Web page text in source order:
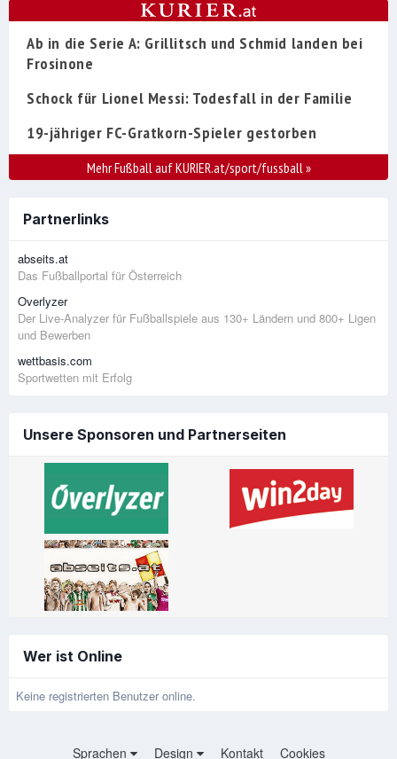
Ab in die Serie A: Grillitsch und Schmid landen bei
Frosinone
Schock für Lionel Messi: Todesfall in der Familie
19-jähriger FC-Gratkorn-Spieler gestorben
Mehr Fußball auf KURIER.at/sport/fussball»
Partnerlinks
abseits.at
Das Fußballportal für Österreich
Overlyzer
Der Live-Analyzer für Fußballspiele aus 130+ Ländern und 800+ Ligen
und Bewerben
wettbasis.com
Sportwetten mit Erfolg
Unsere Sponsoren und Partnerseiten
Wer ist Online
Keine registrierten Benutzer online.
Sprachen Design Kontakt Cookies